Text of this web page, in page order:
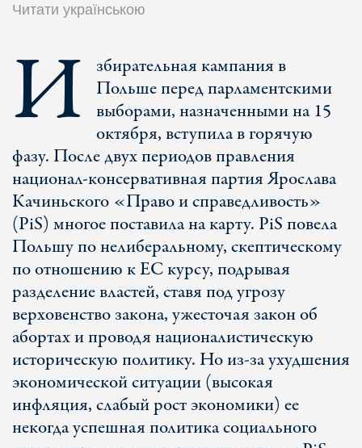
Читати українською
И
збирательная кампания в
Польше перед парламентскими
выборами, назначенными на 15
октября, вступила в горячую
фазу. После двух периодов правления
национал-консервативная партия Ярослава
Качиньского «Право и справедливость»
(PiS) многое поставила на карту. PiS повела
Польшу по нелиберальному, скептическому
по отношению к ЕС курсу, подрывая
разделение властей, ставя под угрозу
верховенство закона, ужесточая закон об
абортах и проводя националистическую
историческую политику. Но из-за ухудшения
экономической ситуации (высокая
инфляция, слабый рост экономики) ее
некогда успешная политика социального